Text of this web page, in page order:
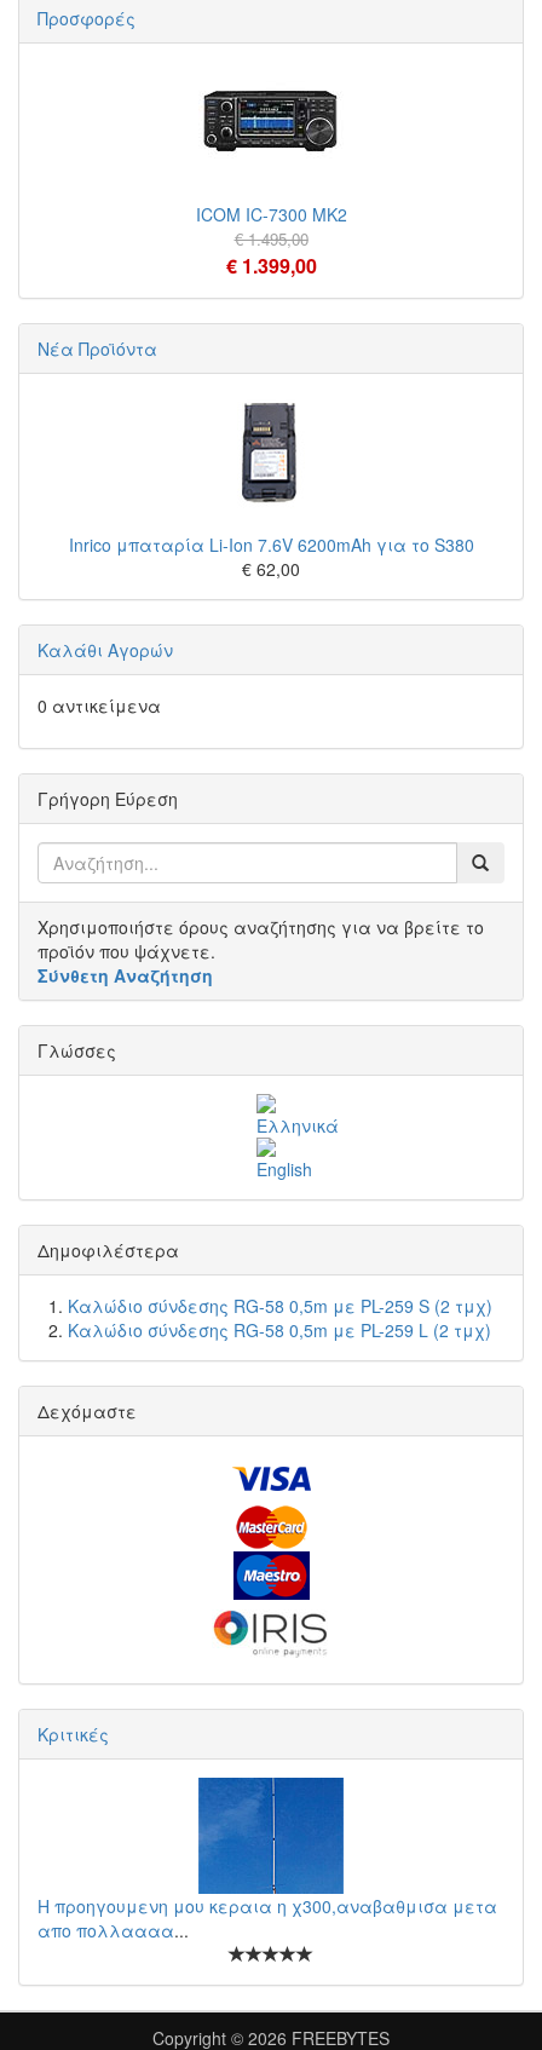
Προσφορές
ICOM IC-7300 MK2
€ 1.495,00
€ 1.399,00
Νέα Προϊόντα
Inrico μπαταρία Li-Ion 7.6V 6200mAh για το S380
€ 62,00
Καλάθι Αγορών
0 αντικείμενα
Γρήγορη Εύρεση
Χρησιμοποιήστε όρους αναζήτησης για να βρείτε το
προϊόν που ψάχνετε.
Σύνθετη Αναζήτηση
Γλώσσες
Δημοφιλέστερα
Καλώδιο σύνδεσης RG-58 0,5m με PL-259 S (2 τμχ)
Καλώδιο σύνδεσης RG-58 0,5m με PL-259 L (2 τμχ)
Δεχόμαστε
Κριτικές
Η προηγουμενη μου κεραια η χ300,αναβαθμισα μετα
απο πολλαααα...
Copyright © 2026 FREEBYTES